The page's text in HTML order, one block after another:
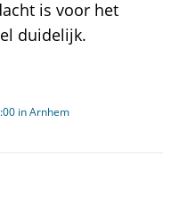
is voor het
duidelijk.
in Arnhem